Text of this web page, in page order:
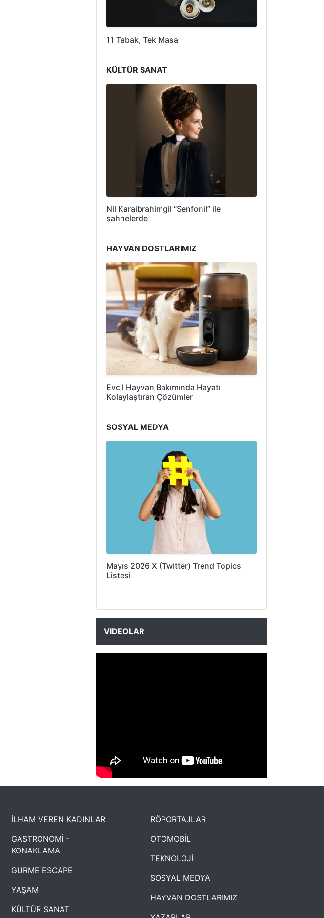
11 Tabak, Tek Masa
KÜLTÜR SANAT
Nil Karaibrahimgil “Senfonil” ile
sahnelerde
HAYVAN DOSTLARIMIZ
Evcil Hayvan Bakımında Hayatı
Kolaylaştıran Çözümler
SOSYAL MEDYA
Mayıs 2026 X (Twitter) Trend Topics
Listesi
VIDEOLAR
NYXmag 2. Yaş Kutlama Etkinliği
İLHAM VEREN KADINLAR
GASTRONOMİ -
KONAKLAMA
GURME ESCAPE
YAŞAM
KÜLTÜR SANAT
RÖPORTAJLAR
OTOMOBİL
TEKNOLOJİ
SOSYAL MEDYA
HAYVAN DOSTLARIMIZ